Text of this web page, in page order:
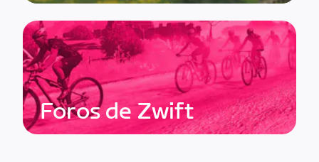
Foros de Zwift